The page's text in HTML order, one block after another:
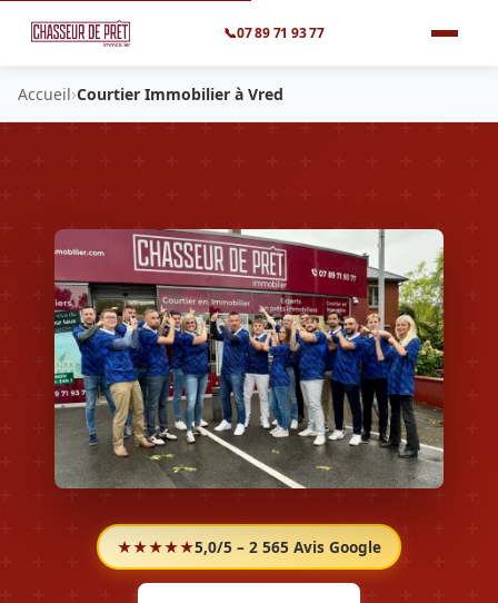
📞07 89 71 93 77
Accueil›Courtier Immobilier à Vred
★★★★★5,0/5 – 2 565 Avis Google